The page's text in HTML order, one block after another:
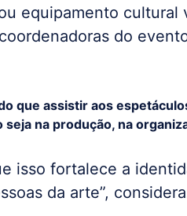
equipamento cultural
do
que assistir aos
na produção, na
isso fortalece a
da arte”,